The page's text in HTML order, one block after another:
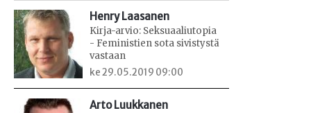
Henry Laasanen
Kirja-arvio: Seksuaaliutopia
- Feministien sota sivistystä
vastaan
ke 29.05.2019 09:00
Arto Luukkanen